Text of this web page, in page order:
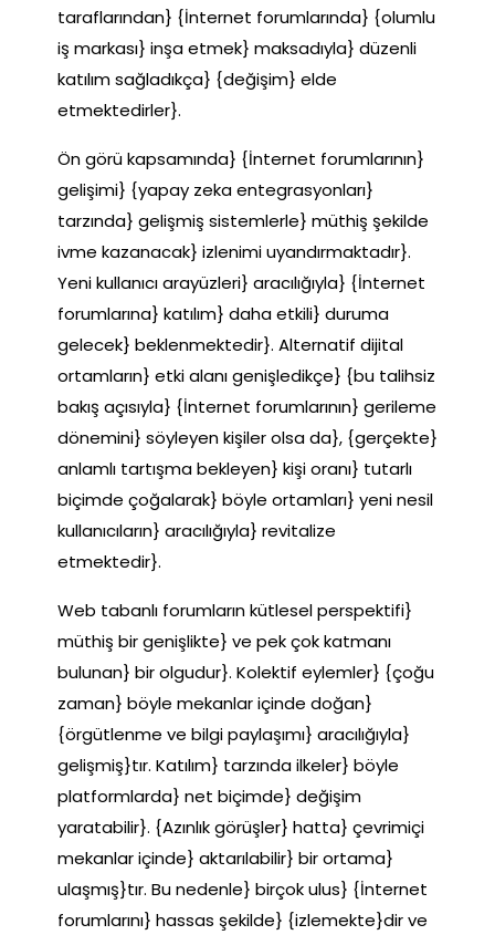
taraflarından} {İnternet forumlarında} {olumlu
iş markası} inşa etmek} maksadıyla} düzenli
katılım sağladıkça} {değişim} elde
etmektedirler}.
Ön görü kapsamında} {İnternet forumlarının}
gelişimi} {yapay zeka entegrasyonları}
tarzında} gelişmiş sistemlerle} müthiş şekilde
ivme kazanacak} izlenimi uyandırmaktadır}.
Yeni kullanıcı arayüzleri} aracılığıyla} {İnternet
forumlarına} katılım} daha etkili} duruma
gelecek} beklenmektedir}. Alternatif dijital
ortamların} etki alanı genişledikçe} {bu talihsiz
bakış açısıyla} {İnternet forumlarının} gerileme
dönemini} söyleyen kişiler olsa da}, {gerçekte}
anlamlı tartışma bekleyen} kişi oranı} tutarlı
biçimde çoğalarak} böyle ortamları} yeni nesil
kullanıcıların} aracılığıyla} revitalize
etmektedir}.
Web tabanlı forumların kütlesel perspektifi}
müthiş bir genişlikte} ve pek çok katmanı
bulunan} bir olgudur}. Kolektif eylemler} {çoğu
zaman} böyle mekanlar içinde doğan}
{örgütlenme ve bilgi paylaşımı} aracılığıyla}
gelişmiş}tır. Katılım} tarzında ilkeler} böyle
platformlarda} net biçimde} değişim
yaratabilir}. {Azınlık görüşler} hatta} çevrimiçi
mekanlar içinde} aktarılabilir} bir ortama}
ulaşmış}tır. Bu nedenle} birçok ulus} {İnternet
forumlarını} hassas şekilde} {izlemekte}dir ve